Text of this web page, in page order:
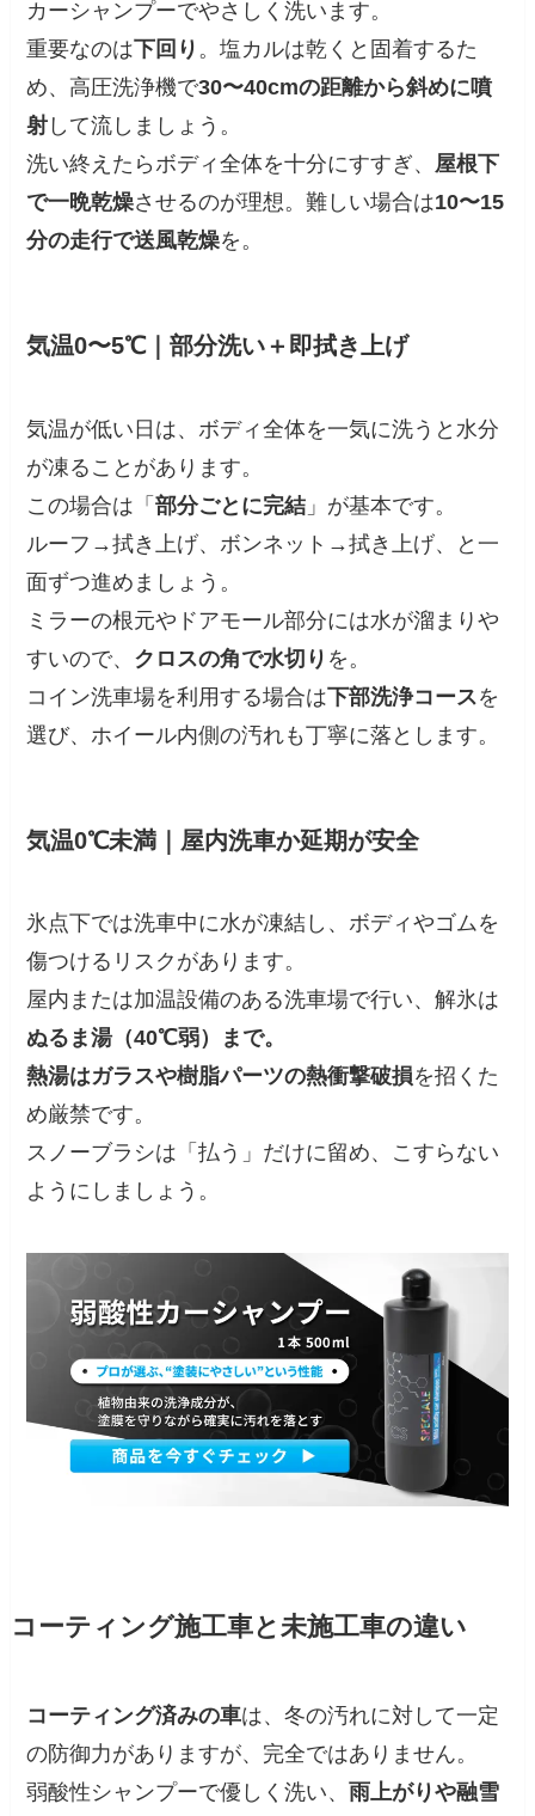
カーシャンプーでやさしく洗います。
重要なのは下回り 。塩カルは乾くと固着するた
め、高圧洗浄機で30〜40cmの距離から斜めに噴
射 して流しましょう。
洗い終えたらボディ全体を十分にすすぎ、 屋根下
で一晩乾燥させるのが理想。難しい場合は10〜15
分の走行で送風乾燥を。
気温0〜5℃｜部分洗い＋即拭き上げ
気温が低い日は、ボディ全体を一気に洗うと水分
が凍ることがあります。
この場合は「部分ごとに完結 」が基本です。
ルーフ→拭き上げ、ボンネット→拭き上げ、と一
面ずつ進めましょう。
ミラーの根元やドアモール部分には水が溜まりや
すいので、 クロスの角で水切り を。
コイン洗車場を利用する場合は下部洗浄コースを
選び、ホイール内側の汚れも丁寧に落とします。
気温0℃未満｜屋内洗車か延期が安全
氷点下では洗車中に水が凍結し、ボディやゴムを
傷つけるリスクがあります。
屋内または加温設備のある洗車場で行い、解氷は
ぬるま湯（40℃弱）まで。
熱湯はガラスや樹脂パーツの熱衝撃破損を招くた
め厳禁です。
スノーブラシは「払う」だけに留め、こすらない
ようにしましょう。
コーティング施工車と未施工車の違い
コーティング済みの車は、冬の汚れに対して一定
の防御力がありますが、完全ではありません。
弱酸性シャンプーで優しく洗い、雨上がりや融雪